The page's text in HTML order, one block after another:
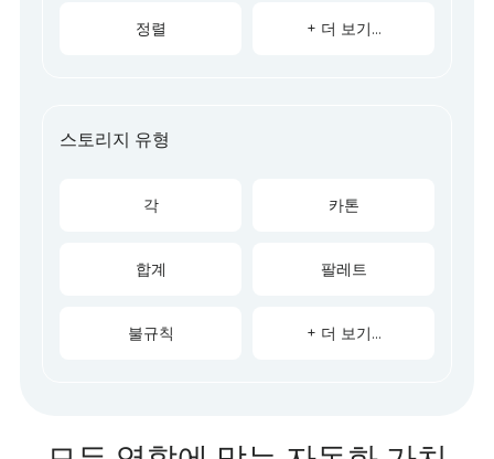
정렬 + 더 보기...
스토리지 유형
각 카톤
합계 팔레트
불규칙 + 더 보기...